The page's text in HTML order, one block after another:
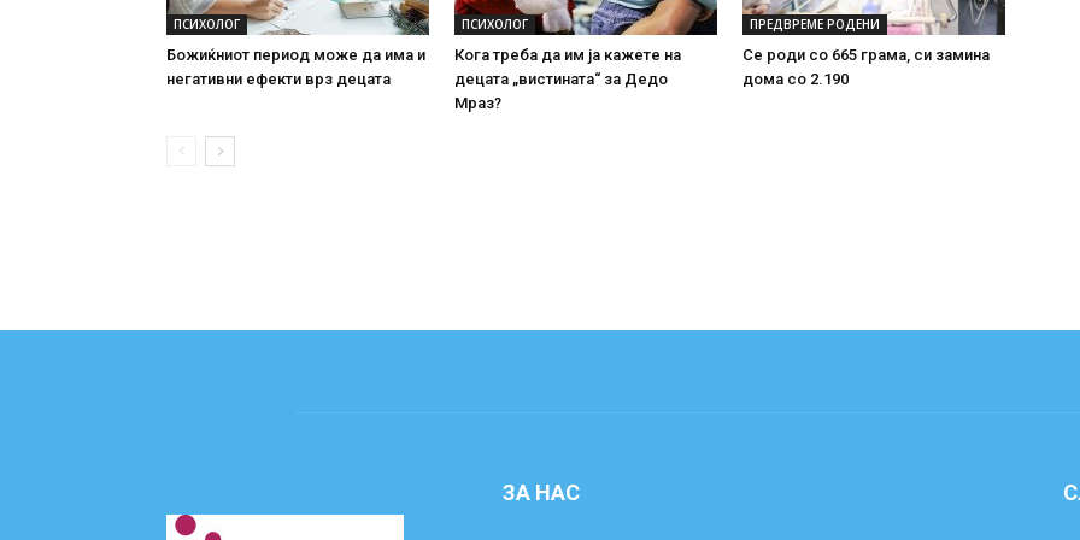
ПСИХОЛОГ
Божиќниот период може да има и
негативни ефекти врз децата
ПСИХОЛОГ
Кога треба да им ја кажете на
децата „вистината“ за Дедо
Мраз?
ПРЕДВРЕМЕ РОДЕНИ
Се роди со 665 грама, си замина
дома со 2.190
ЗА НАС